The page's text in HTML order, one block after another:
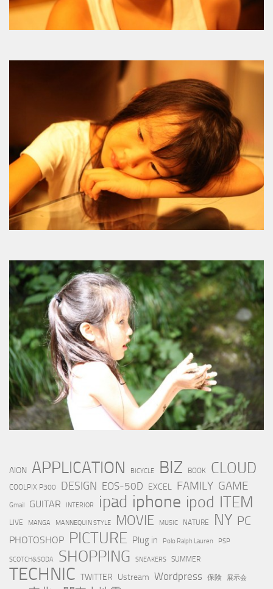
AION APPLICATION BICYCLE BIZ BOOK CLOUD
COOLPIX P300 DESIGN EOS-50D EXCEL FAMILY GAME
Gmail GUITAR INTERIOR ipad iphone ipod ITEM
LIVE MANGA MANNEQUIN STYLE MOVIE MUSIC NATURE NY PC
PHOTOSHOP PICTURE Plug in Polo Ralph Lauren PSP
SCOTCH&SODA SHOPPING SNEAKERS SUMMER
TECHNIC TWITTER Ustream Wordpress 保険 展示会